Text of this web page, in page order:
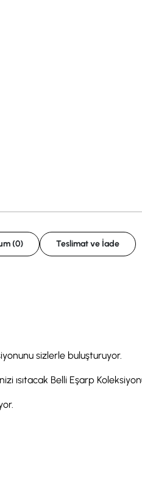
Yorum (0) Teslimat ve İade
sizlerle buluşturuyor.
Belli Eşarp Koleksiyonu,